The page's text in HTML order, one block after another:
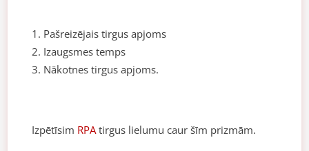
Pašreizējais tirgus apjoms
Izaugsmes temps
Nākotnes tirgus apjoms.
Izpētīsim RPAtirgus lielumu caur šīm prizmām.